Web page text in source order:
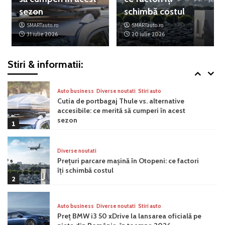
sezon
SMARTauto.ro
31 iulie 2026
schimbă costul
SMARTauto.ro
20 iulie 2026
Stiri & informatii:
4
înainte de începerea producției
5
Auto business Diverse noutati Stiri auto
introduse de BMW Group până în 2027
1
Auto business Diverse noutati Stiri auto
Cutia de portbagaj Thule vs. alternative
accesibile: ce merită să cumperi în acest
sezon
2
Diverse noutati
Prețuri parcare mașină în Otopeni: ce factori
îți schimbă costul
Auto business Diverse noutati Stiri auto
Preț BMW i3 50 xDrive la lansarea oficială pe